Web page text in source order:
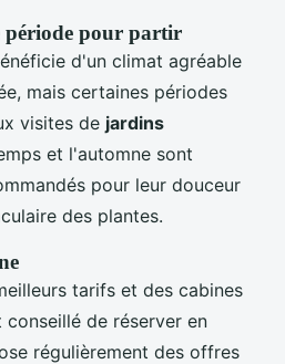
période pour partir
d'un climat agréable
mais certaines périodes
visites de jardins
et l'automne sont
pour leur douceur
des plantes.
tarifs et des cabines
conseillé de réserver en
régulièrement des offres